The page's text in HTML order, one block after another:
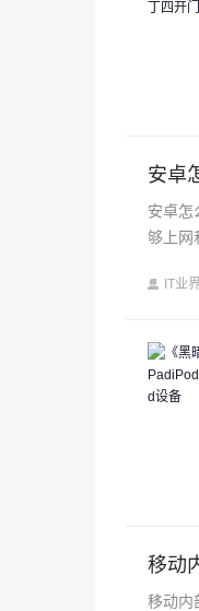
安卓
安卓怎
够上网
IT业界
移动
移动内